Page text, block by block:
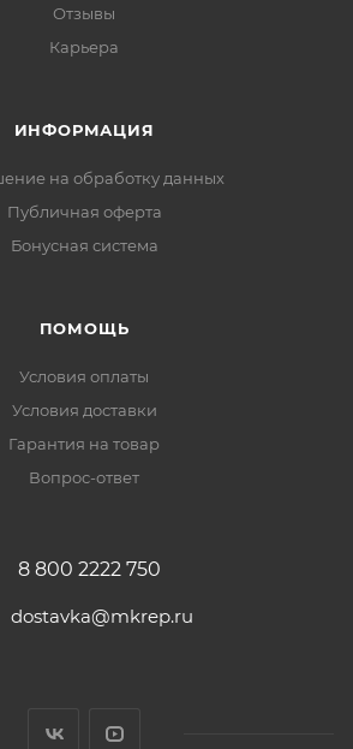
Отзывы
Карьера
ИНФОРМАЦИЯ
на обработку данных
Публичная оферта
Бонусная система
ПОМОЩЬ
Условия оплаты
Условия доставки
Гарантия на товар
Вопрос-ответ
8 800 2222 750
dostavka@mkrep.ru